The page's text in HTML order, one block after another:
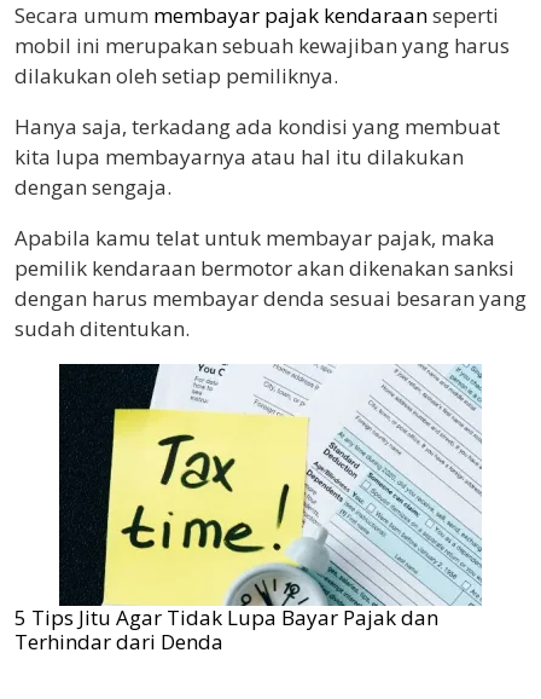
Secara umum membayar pajak kendaraanseperti
mobil ini merupakan sebuah kewajiban yang harus
dilakukan oleh setiap pemiliknya.
Hanya saja, terkadang ada kondisi yang membuat
kita lupa membayarnya atau hal itu dilakukan
dengan sengaja.
Apabila kamu telat untuk membayar pajak, maka
pemilik kendaraan bermotor akan dikenakan sanksi
dengan harus membayar denda sesuai besaran yang
sudah ditentukan.
5 Tips Jitu Agar Tidak Lupa Bayar Pajak dan
Terhindar dari Denda